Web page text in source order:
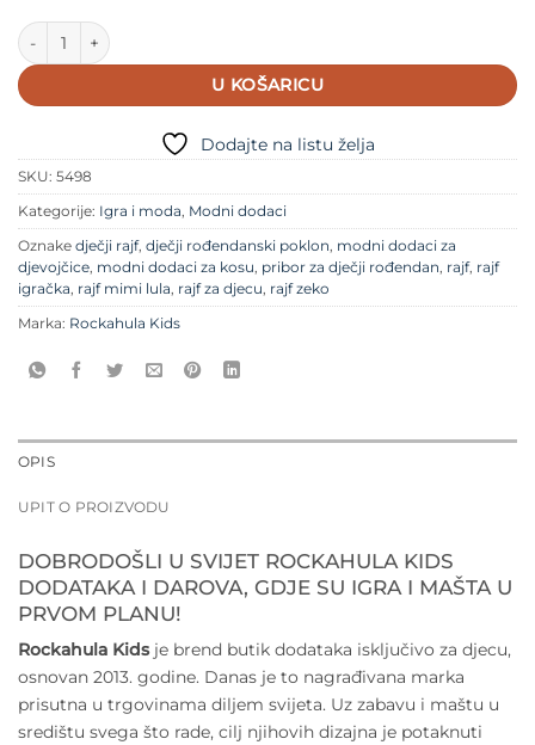
Rockahula dječji rajf za kosu – Sparkle Velvet Knotted količina
U KOŠARICU
Dodajte na listu želja
SKU: 5498
Kategorije: Igra i moda, Modni dodaci
Oznake dječji rajf, dječji rođendanski poklon, modni dodaci za
djevojčice, modni dodaci za kosu, pribor za dječji rođendan, rajf, rajf
igračka, rajf mimi lula, rajf za djecu, rajf zeko
Marka: Rockahula Kids
OPIS
UPIT O PROIZVODU
DOBRODOŠLI U SVIJET ROCKAHULA KIDS
DODATAKA I DAROVA, GDJE SU IGRA I MAŠTA U
PRVOM PLANU!
Rockahula Kidsje brend butik dodataka isključivo za djecu,
osnovan 2013. godine. Danas je to nagrađivana marka
prisutna u trgovinama diljem svijeta. Uz zabavu i maštu u
središtu svega što rade, cilj njihovih dizajna je potaknuti